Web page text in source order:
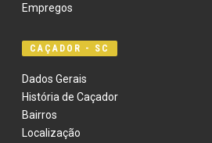
Empregos
CAÇADOR - SC
Dados Gerais
História de Caçador
Bairros
Localização